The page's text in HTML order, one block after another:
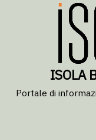
ISOLA
Portale di